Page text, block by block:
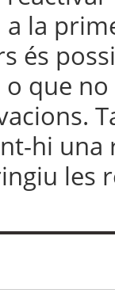
la
és
que
hi una
les